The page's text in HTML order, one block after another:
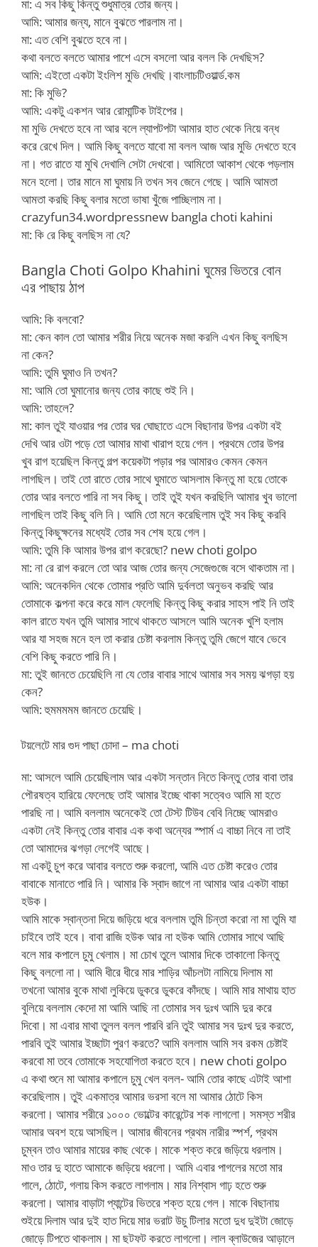
মা: এ সব কিছু কিন্তু শুধুমাত্র তোর জন্য।
আমি: আমার জন্য, মানে বুঝতে পারলাম না।
মা: এত বেশি বুঝতে হবে না।
কথা বলতে বলতে আমার পাশে এসে বসলো আর বলল কি দেখছিস?
আমি: এইতো একটা ইংলিশ মুভি দেখছি।বাংলাচটিওয়ার্ল্ড.কম
মা: কি মুভি?
আমি: একটু একশন আর রোমান্টিক টাইপের।
মা মুভি দেখতে হবে না আর বলে ল্যাপটপটা আমার হাত থেকে নিয়ে বন্ধ
করে রেখে দিল। আমি কিছু বলতে যাবো মা বলল আজ আর মুভি দেখতে হবে
না। গত রাতে যা মুখি দেখালি সেটা দেখবো। আমিতো আকাশ থেকে পড়লাম
মনে হলো। তার মানে মা ঘুমায় নি তখন সব জেনে গেছে। আমি আমতা
আমতা করছি কিছু বলার মতো ভাষা খুঁজে পাচ্ছিলাম না।
crazyfun34.wordpressnew bangla choti kahini
মা: কি রে কিছু বলছিস না যে?
Bangla Choti Golpo Khahini ঘুমের ভিতরে বোন
এর পাছায় ঠাপ
আমি: কি বলবো?
মা: কেন কাল তো আমার শরীর নিয়ে অনেক মজা করলি এখন কিছু বলছিস
না কেন?
আমি: তুমি ঘুমাও নি তখন?
মা: আমি তো ঘুমানোর জন্য তোর কাছে শুই নি।
আমি: তাহলে?
মা: কাল তুই যাওয়ার পর তোর ঘর ঘোছাতে এসে বিছানার উপর একটা বই
দেখি আর ওটা পড়ে তো আমার মাথা খারাপ হয়ে গেল। প্রথমে তোর উপর
খুব রাগ হয়েছিল কিন্তু গল্প কয়েকটা পড়ার পর আমারও কেমন কেমন
লাগছিল। তাই তো রাতে তোর সাথে ঘুমাতে আসলাম কিন্তু মা হয়ে তোকে
তোর আর বলতে পারি না সব কিছু। তাই তুই যখন করছিলি আমার খুব ভালো
লাগছিল তাই কিছু বলি নি। আমি তো মনে করেছিলাম তুই সব কিছু করবি
কিন্তু কিছুক্ষনের মধ্যেই তোর সব শেষ হয়ে গেল।
আমি: তুমি কি আমার উপর রাগ করেছো? new choti golpo
মা: না রে রাগ করলে তো আর আজ তোর জন্য সেজেগুজে বসে থাকতাম না।
আমি: অনেকদিন থেকে তোমার প্রতি আমি দুর্বলতা অনুভব করছি আর
তোমাকে কল্পনা করে করে মাল ফেলেছি কিন্তু কিছু করার সাহস পাই নি তাই
কাল রাতে যখন তুমি আমার সাথে থাকতে আসলে আমি অনেক খুশি হলাম
আর যা সহজ মনে হল তা করার চেষ্টা করলাম কিন্তু তুমি জেগে যাবে ভেবে
বেশি কিছু করতে পারি নি।
মা: তুই জানতে চেয়েছিলি না যে তোর বাবার সাথে আমার সব সময় ঝগড়া হয়
কেন?
আমি: হুমমমমম জানতে চেয়েছি।
টয়লেটে মার গুদ পাছা চোদা – ma choti
মা: আসলে আমি চেয়েছিলাম আর একটা সন্তান নিতে কিন্তু তোর বাবা তার
পৌরষত্ব হারিয়ে ফেলেছে তাই আমার ইচ্ছে থাকা সত্বেও আমি মা হতে
পারছি না। আমি বললাম অনেকেই তো টেস্ট টিউব বেবি নিচ্ছে আমরাও
একটা নেই কিন্তু তোর বাবার এক কথা অন্যের স্পার্ম এ বাচ্চা নিবে না তাই
তো আমাদের ঝগড়া লেগেই আছে।
মা একটু চুপ করে আবার বলতে শুরু করলো, আমি এত চেষ্টা করেও তোর
বাবাকে মানাতে পারি নি। আমার কি স্বাদ জাগে না আমার আর একটা বাচ্চা
হউক।
আমি মাকে স্বান্তনা দিয়ে জড়িয়ে ধরে বললাম তুমি চিন্তা করো না মা তুমি যা
চাইবে তাই হবে। বাবা রাজি হউক আর না হউক আমি তোমার সাথে আছি
বলে মার কপালে চুমু খেলাম। মা চোখ তুলে আমার দিকে তাকালো কিন্তু
কিছু বললো না। আমি ধীরে ধীরে মার শাড়ির আঁচলটা নামিয়ে দিলাম মা
তখনো আমার বুকে মাথা লুকিয়ে ডুকরে ডুকরে কাঁদছে। আমি মার মাথায় হাত
বুলিয়ে বললাম কেদো মা আমি আছি না তোমার সব দুঃখ আমি দুর করে
দিবো। মা এবার মাথা তুলল বলল পারবি রনি তুই আমার সব দুঃখ দুর করতে,
পারবি তুই আমার ইচ্ছাটা পুরণ করতে? আমি বললাম আমি সব রকম চেষ্টাই
করবো মা তবে তোমাকে সহযোগিতা করতে হবে। new choti golpo
এ কথা শুনে মা আমার কপালে চুমু খেল বলল- আমি তোর কাছে এটাই আশা
করেছিলাম। তুই একমাত্র আমার ভরসা বলে মা আমার ঠোটে কিস
করলো। আমার শরীরে ১০০০ ভোল্টের কারেন্টের শক লাগলো। সমস্ত শরীর
আমার অবশ হয়ে আসছিল। আমার জীবনের প্রথম নারীর স্পর্শ, প্রথম
চুম্বন তাও আমার মায়ের কাছ থেকে। মাকে শক্ত করে জড়িয়ে ধরলাম।
মাও তার দু হাতে আমাকে জড়িয়ে ধরলো। আমি এবার পাগলের মতো মার
গালে, ঠোটে, গলায় কিস করতে লাগলাম। মার নিশ্বাস গাঢ় হতে শুরু
করলো। আমার বাড়াটা প্যান্টের ভিতরে শক্ত হয়ে গেল। মাকে বিছানায়
শুইয়ে দিলাম আর দুই হাত দিয়ে মার ভরাট উচু টিলার মতো দুধ দুইটা জোড়ে
জোড়ে টিপতে থাকলাম। মা ছটফট করতে লাগলো। লাল ব্লাউজের আড়ালে